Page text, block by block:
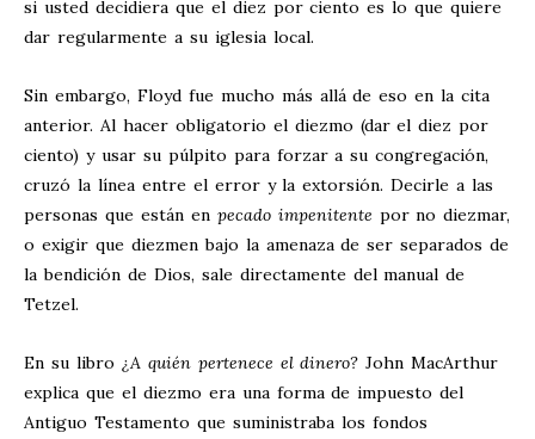
si usted decidiera que el diez por ciento es lo que quiere
dar regularmente a su iglesia local.
Sin embargo, Floyd fue mucho más allá de eso en la cita
anterior. Al hacer obligatorio el diezmo (dar el diez por
ciento) y usar su púlpito para forzar a su congregación,
cruzó la línea entre el error y la extorsión. Decirle a las
personas que están en pecado impenitente por no diezmar,
o exigir que diezmen bajo la amenaza de ser separados de
la bendición de Dios, sale directamente del manual de
Tetzel.
En su libro ¿A quién pertenece el dinero? John MacArthur
explica que el diezmo era una forma de impuesto del
Antiguo Testamento que suministraba los fondos